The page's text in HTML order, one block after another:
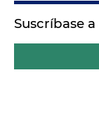
Suscríbase